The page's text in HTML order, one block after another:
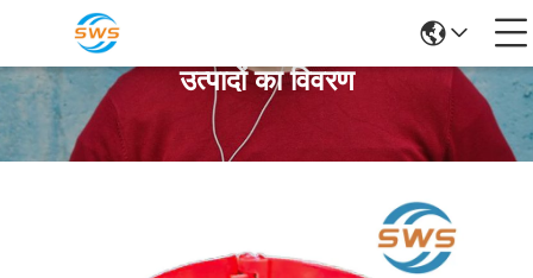
उत्पादों का विवरण